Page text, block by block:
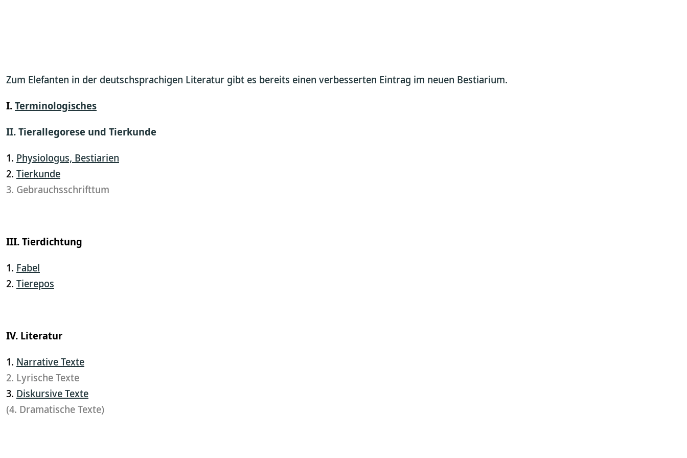
Zum Elefanten in der deutschsprachigen Literatur gibt es bereits einen verbesserten Eintrag im neuen Bestiarium.
I.Terminologisches
II. Tierallegorese und Tierkunde
1. Physiologus, Bestiarien
2. Tierkunde
3. Gebrauchsschrifttum
III. Tierdichtung
1. Fabel
2. Tierepos
IV. Literatur
1. Narrative Texte
2. Lyrische Texte
3. Diskursive Texte
(4. Dramatische Texte)